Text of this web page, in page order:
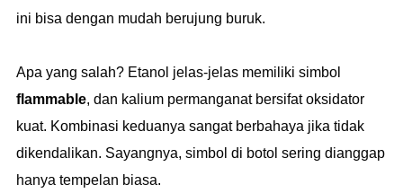
ini bisa dengan mudah berujung buruk.
Apa yang salah? Etanol jelas-jelas memiliki simbol
flammable, dan kalium permanganat bersifat oksidator
kuat. Kombinasi keduanya sangat berbahaya jika tidak
dikendalikan. Sayangnya, simbol di botol sering dianggap
hanya tempelan biasa.